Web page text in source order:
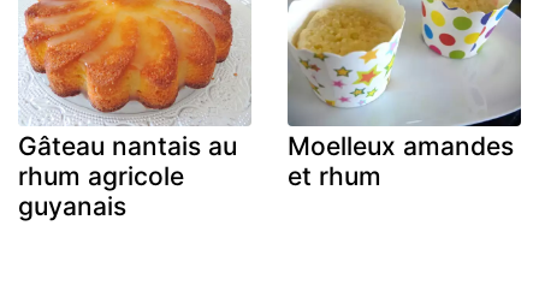
Gâteau nantais au
rhum agricole
guyanais
Moelleux amandes
et rhum